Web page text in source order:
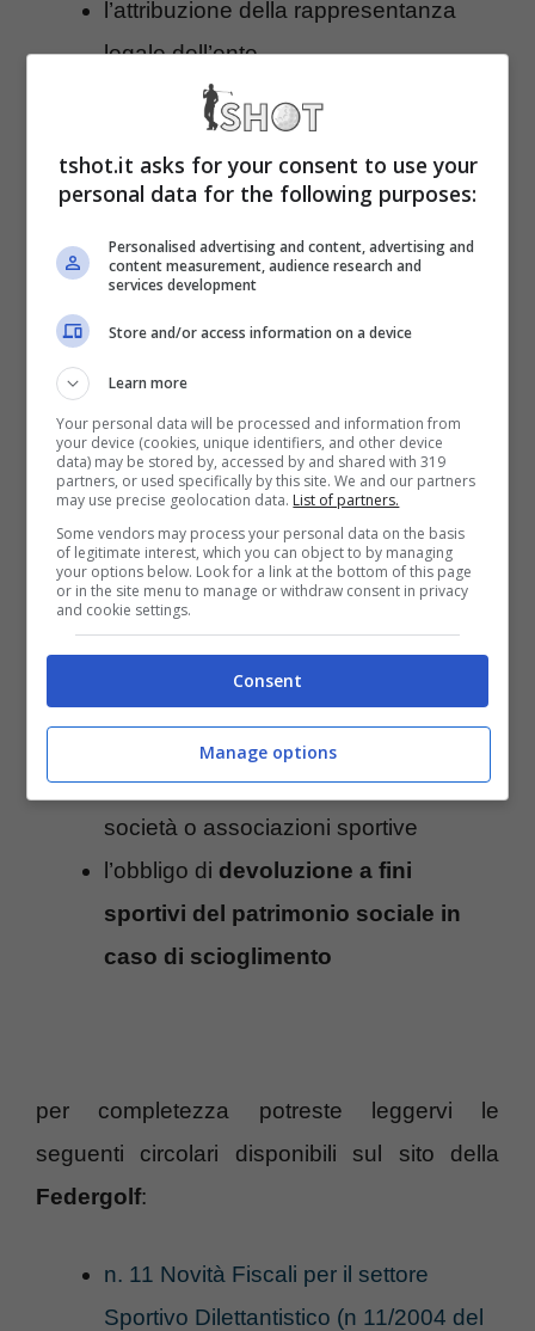
l’attribuzione della rappresentanza
legale dell’ente
assenza di fini di lucro
della distribuzione tra i soci, anche in
forma indiretta, di utili o avanzi di
le norme interne ispirate al principio
società di capitali o cooperative per le
quali si applicano le norme del codice
civile
l’obbligo di redazione dei rendiconti
economici-finanziari, nonché
l’indicazione delle modalità di
degli organi statutari
le modalità di scioglimento delle
società o associazioni sportive
l’obbligo di devoluzione a fini
sportivi del patrimonio sociale in
caso di scioglimento
per completezza potreste leggervi le
seguenti circolari disponibili sul sito della
Federgolf:
n. 11 Novità Fiscali per il settore
Sportivo Dilettantistico (n 11/2004 del
tshot.it asks for your consent to use your
personal data for the following purposes:
Personalised advertising and content, advertising and
content measurement, audience research and
services development
Store and/or access information on a device
Learn more
Your personal data will be processed and information from
your device (cookies, unique identifiers, and other device
data) may be stored by, accessed by and shared with 319
partners, or used specifically by this site. We and our partners
may use precise geolocation data. List of partners.
Some vendors may process your personal data on the basis
of legitimate interest, which you can object to by managing
your options below. Look for a link at the bottom of this page
or in the site menu to manage or withdraw consent in privacy
and cookie settings.
Consent
Manage options